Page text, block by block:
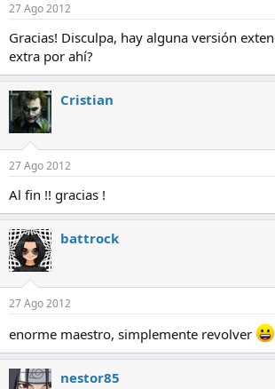
27 Ago 2012
Gracias! Disculpa, hay alguna versión
extra por ahí?
Cristian
27 Ago 2012
Al fin !! gracias !
battrock
27 Ago 2012
enorme maestro, simplemente revolver
nestor85